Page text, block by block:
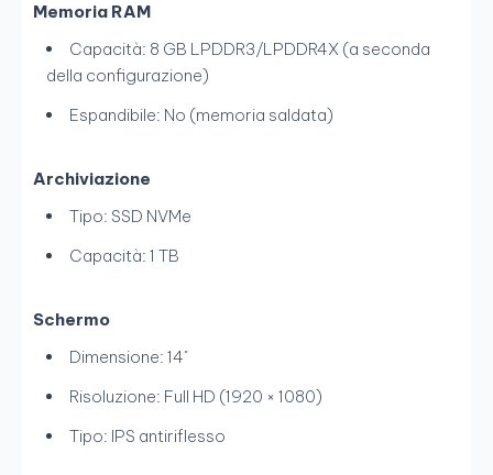
Memoria RAM
Capacità: 8 GB LPDDR3/LPDDR4X (a seconda
della configurazione)
Espandibile: No (memoria saldata)
Archiviazione
Tipo: SSD NVMe
Capacità: 1 TB
Schermo
Dimensione: 14"
Risoluzione: Full HD (1920 × 1080)
Tipo: IPS antiriflesso